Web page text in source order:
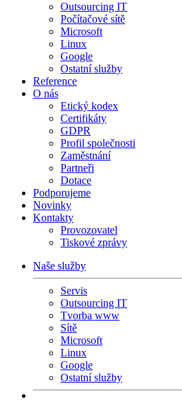
Outsourcing IT
Počítačové sítě
Microsoft
Linux
Google
Ostatní služby
Reference
O nás
Etický kodex
Certifikáty
GDPR
Profil společnosti
Zaměstnání
Partneři
Dotace
Podporujeme
Novinky
Kontakty
Provozovatel
Tiskové zprávy
Naše služby
Servis
Outsourcing IT
Tvorba www
Sítě
Microsoft
Linux
Google
Ostatní služby